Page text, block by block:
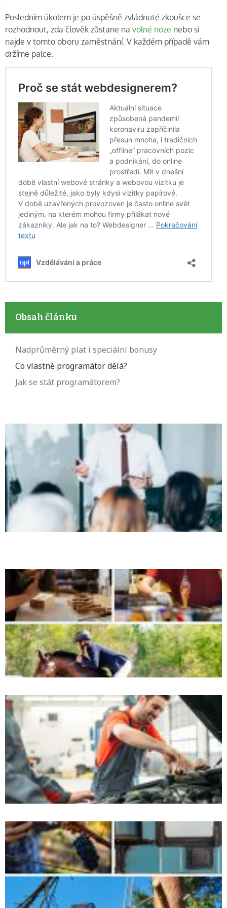
Posledním úkolem je po úspěšně zvládnuté zkoušce se
rozhodnout, zda člověk zůstane na volné noze nebo si
najde v tomto oboru zaměstnání. V každém případě vám
držíme palce.
Obsah článku
Nadprůměrný plat i speciální bonusy
Co vlastně programátor dělá?
Jak se stát programátorem?